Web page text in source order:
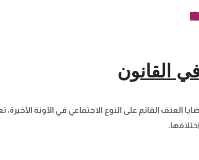
القانون
العنف القائم على النوع الاجتماعي في الآونة